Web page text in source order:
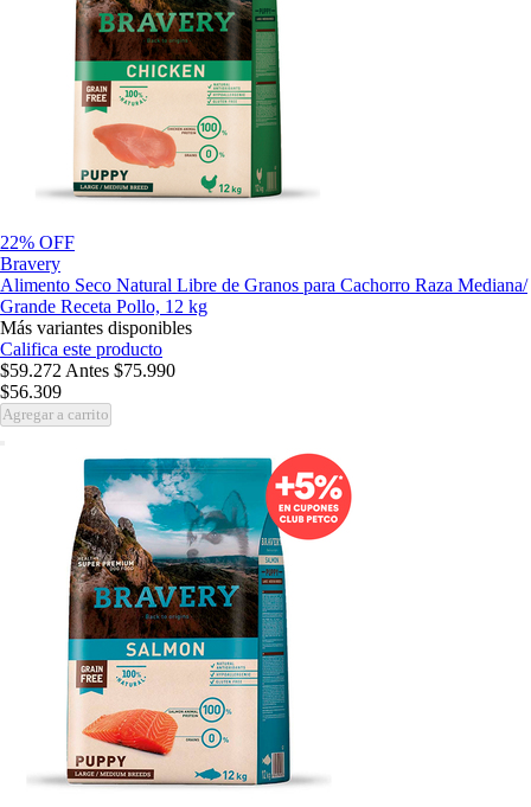
22% OFF
Bravery
Alimento Seco Natural Libre de Granos para Cachorro Raza Mediana/
Grande Receta Pollo, 12 kg
Más variantes disponibles
Califica este producto
$59.272 Antes $75.990
$56.309
Agregar a carrito